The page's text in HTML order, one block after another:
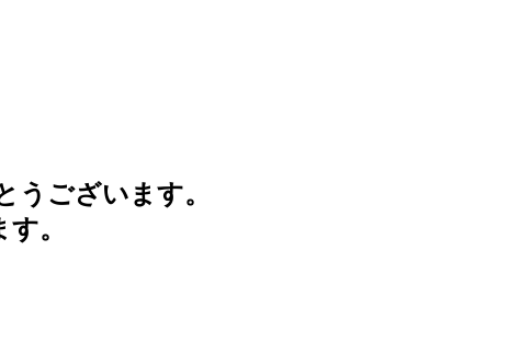
うございます。
。